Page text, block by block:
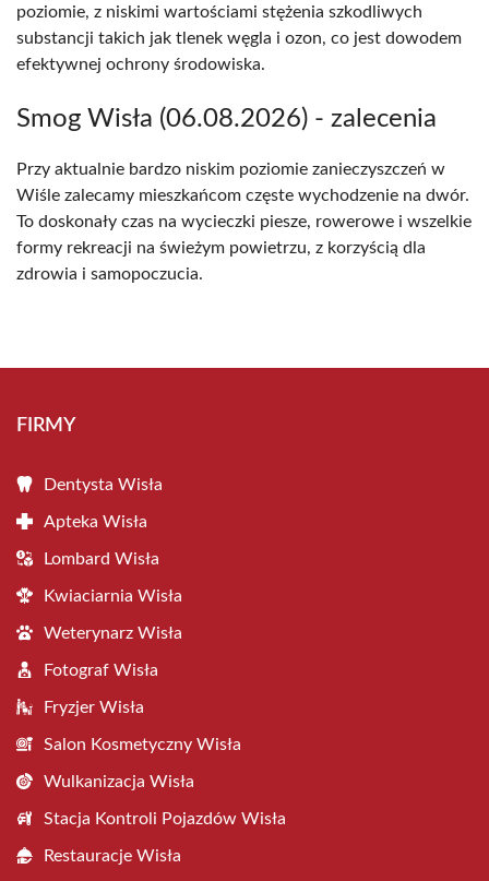
poziomie, z niskimi wartościami stężenia szkodliwych
substancji takich jak tlenek węgla i ozon, co jest dowodem
efektywnej ochrony środowiska.
Smog Wisła (06.08.2026) - zalecenia
Przy aktualnie bardzo niskim poziomie zanieczyszczeń w
Wiśle zalecamy mieszkańcom częste wychodzenie na dwór.
To doskonały czas na wycieczki piesze, rowerowe i wszelkie
formy rekreacji na świeżym powietrzu, z korzyścią dla
zdrowia i samopoczucia.
FIRMY
Dentysta Wisła
Apteka Wisła
Lombard Wisła
Kwiaciarnia Wisła
Weterynarz Wisła
Fotograf Wisła
Fryzjer Wisła
Salon Kosmetyczny Wisła
Wulkanizacja Wisła
Stacja Kontroli Pojazdów Wisła
Restauracje Wisła